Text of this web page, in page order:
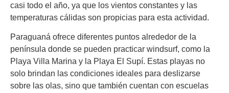
casi todo el año, ya que los vientos constantes y las
temperaturas cálidas son propicias para esta actividad.
Paraguaná ofrece diferentes puntos alrededor de la
península donde se pueden practicar windsurf, como la
Playa Villa Marina y la Playa El Supí. Estas playas no
solo brindan las condiciones ideales para deslizarse
sobre las olas, sino que también cuentan con escuelas